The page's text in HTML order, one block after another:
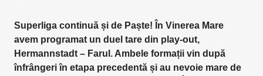
Superliga continuă și de Paște! În Vinerea Mare
avem programat un duel tare din play-out,
Hermannstadt – Farul. Ambele formații vin după
înfrângeri în etapa precedentă și au nevoie mare de